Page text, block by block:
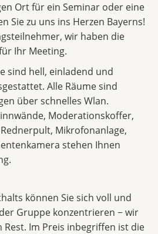
Ort für ein Seminar oder eine
Sie zu uns ins Herzen Bayerns!
wir haben die
Ihr Meeting.
sind hell, einladend und
Alle Räume sind
über schnelles Wlan.
Moderationskoffer,
Mikrofonanlage,
stehen Ihnen
können Sie sich voll und
Gruppe konzentrieren − wir
Im Preis inbegriffen ist die